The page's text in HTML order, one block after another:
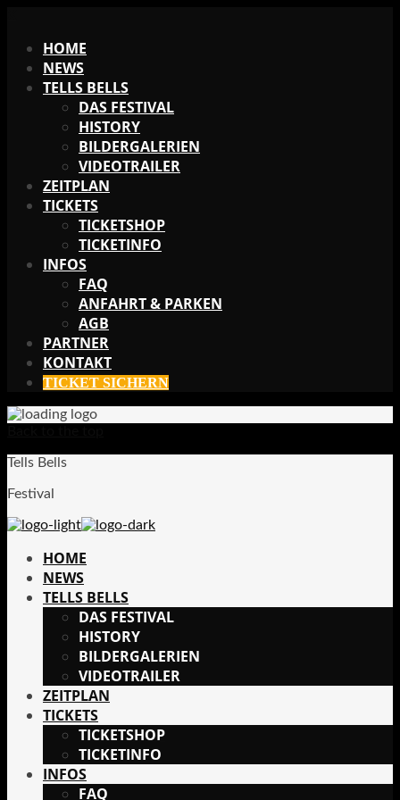
HOME
NEWS
TELLS BELLS
DAS FESTIVAL
HISTORY
BILDERGALERIEN
VIDEOTRAILER
ZEITPLAN
TICKETS
TICKETSHOP
TICKETINFO
INFOS
FAQ
ANFAHRT & PARKEN
AGB
PARTNER
KONTAKT
TICKET SICHERN
Tells Bells
Festival
HOME
NEWS
TELLS BELLS
DAS FESTIVAL
HISTORY
BILDERGALERIEN
VIDEOTRAILER
ZEITPLAN
TICKETS
TICKETSHOP
TICKETINFO
INFOS
FAQ